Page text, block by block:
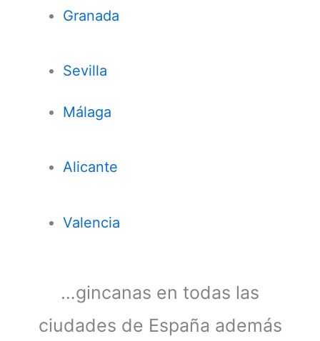
Granada
Sevilla
Málaga
Alicante
Valencia
…gincanas en todas las
ciudades de España además